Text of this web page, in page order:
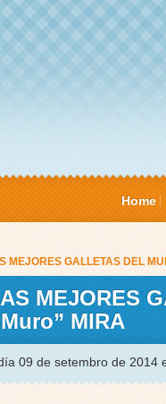
Home
MEJORES GALLETAS DEL
MEJORES
MIRA
día 09 de setembro de 2014